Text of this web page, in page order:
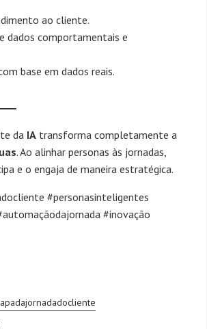
ao cliente.
dados comportamentais e
base em dados reais.
da IA transforma completamente a
. Ao alinhar personas às jornadas,
e o engaja de maneira estratégica.
#personasinteligentes
#inovação